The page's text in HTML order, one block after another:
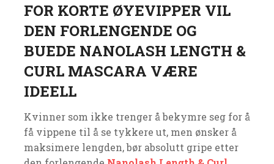
FOR KORTE ØYEVIPPER VIL
DEN FORLENGENDE OG
BUEDE NANOLASH LENGTH &
CURL MASCARA VÆRE
IDEELL
Kvinner som ikke trenger å bekymre seg for å
få vippene til å se tykkere ut, men ønsker å
maksimere lengden, bør absolutt gripe etter